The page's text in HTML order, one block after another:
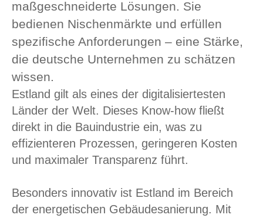
maßgeschneiderte Lösungen. Sie
bedienen Nischenmärkte und erfüllen
spezifische Anforderungen – eine Stärke,
die deutsche Unternehmen zu schätzen
wissen.
Estland gilt als eines der digitalisiertesten
Länder der Welt. Dieses Know-how fließt
direkt in die Bauindustrie ein, was zu
effizienteren Prozessen, geringeren Kosten
und maximaler Transparenz führt.
Besonders innovativ ist Estland im Bereich
der energetischen Gebäudesanierung. Mit